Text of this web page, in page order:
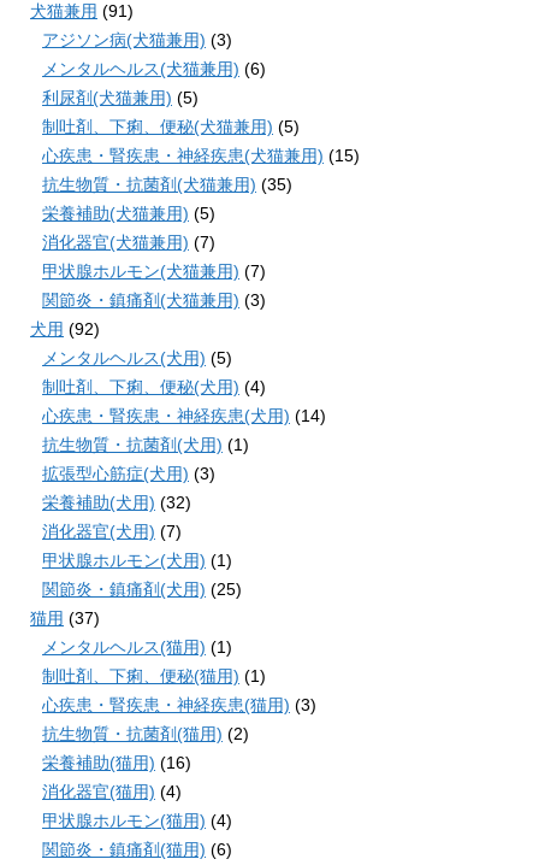
犬猫兼用 (91)
アジソン病(犬猫兼用) (3)
メンタルヘルス(犬猫兼用) (6)
利尿剤(犬猫兼用) (5)
制吐剤、下痢、便秘(犬猫兼用) (5)
心疾患・腎疾患・神経疾患(犬猫兼用) (15)
抗生物質・抗菌剤(犬猫兼用) (35)
栄養補助(犬猫兼用) (5)
消化器官(犬猫兼用) (7)
甲状腺ホルモン(犬猫兼用) (7)
関節炎・鎮痛剤(犬猫兼用) (3)
犬用 (92)
メンタルヘルス(犬用) (5)
制吐剤、下痢、便秘(犬用) (4)
心疾患・腎疾患・神経疾患(犬用) (14)
抗生物質・抗菌剤(犬用) (1)
拡張型心筋症(犬用) (3)
栄養補助(犬用) (32)
消化器官(犬用) (7)
甲状腺ホルモン(犬用) (1)
関節炎・鎮痛剤(犬用) (25)
猫用 (37)
メンタルヘルス(猫用) (1)
制吐剤、下痢、便秘(猫用) (1)
心疾患・腎疾患・神経疾患(猫用) (3)
抗生物質・抗菌剤(猫用) (2)
栄養補助(猫用) (16)
消化器官(猫用) (4)
甲状腺ホルモン(猫用) (4)
関節炎・鎮痛剤(猫用) (6)